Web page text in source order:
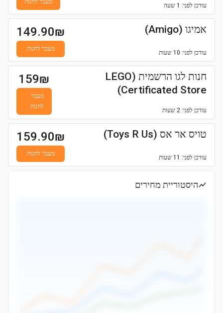
עודכן לפני: 1 שעה
מעבר לחנות
אמיגו (Amigo)
עודכן לפני: 10 שעות
149.90₪
מעבר לחנות
חנות לגו הרשמית (LEGO
Certificated Store)
עודכן לפני: 2 שעות
159₪
מעבר
לחנות
טויס אר אס (Toys R Us)
עודכן לפני: 11 שעות
159.90₪
מעבר לחנות
היסטוריית מחירים